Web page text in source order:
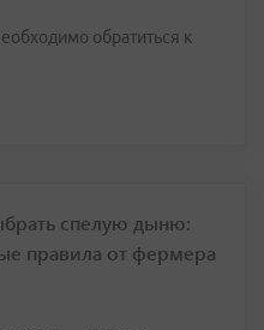
обратиться к
спелую дыню:
правила от фермера